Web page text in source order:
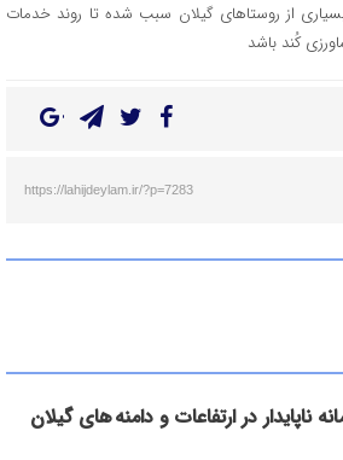
از روستاهای گیلان سبب شده تا روند خدمات
کُند باشد
https://lahijdeylam.ir/?p=7283
ناپایدار در ارتفاعات و دامنه های گیلان